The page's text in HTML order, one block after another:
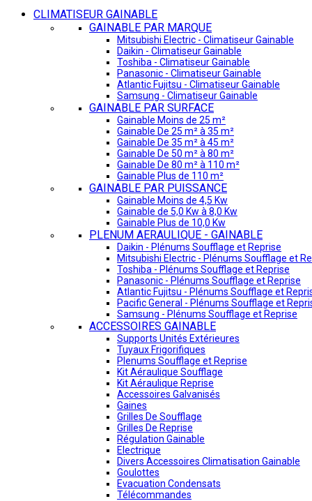
CLIMATISEUR GAINABLE
GAINABLE PAR MARQUE
Mitsubishi Electric - Climatiseur Gainable
Daikin - Climatiseur Gainable
Toshiba - Climatiseur Gainable
Panasonic - Climatiseur Gainable
Atlantic Fujitsu - Climatiseur Gainable
Samsung - Climatiseur Gainable
GAINABLE PAR SURFACE
Gainable Moins de 25 m²
Gainable De 25 m² à 35 m²
Gainable De 35 m² à 45 m²
Gainable De 50 m² à 80 m²
Gainable De 80 m² à 110 m²
Gainable Plus de 110 m²
GAINABLE PAR PUISSANCE
Gainable Moins de 4,5 Kw
Gainable de 5,0 Kw à 8,0 Kw
Gainable Plus de 10,0 Kw
PLENUM AERAULIQUE - GAINABLE
Daikin - Plénums Soufflage et Reprise
Mitsubishi Electric - Plénums Soufflage et
Toshiba - Plénums Soufflage et Reprise
Panasonic - Plénums Soufflage et Reprise
Atlantic Fujitsu - Plénums Soufflage et
Pacific General - Plénums Soufflage et
Samsung - Plénums Soufflage et Reprise
ACCESSOIRES GAINABLE
Supports Unités Extérieures
Tuyaux Frigorifiques
Plenums Soufflage et Reprise
Kit Aéraulique Soufflage
Kit Aéraulique Reprise
Accessoires Galvanisés
Gaines
Grilles De Soufflage
Grilles De Reprise
Régulation Gainable
Electrique
Divers Accessoires Climatisation Gainable
Goulottes
Evacuation Condensats
Télécommandes